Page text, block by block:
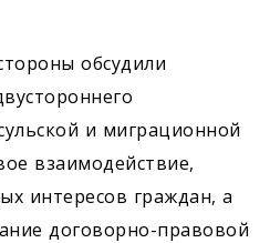
обсудили
и миграционной
взаимодействие,
интересов граждан, а
договорно-правовой